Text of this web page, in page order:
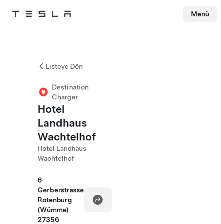
Tesla Menü
Listeye Dön
Destination
Charger
Hotel
Landhaus
Wachtelhof
Hotel Landhaus
Wachtelhof
6
Gerberstrasse
Rotenburg
(Wümme)
27356